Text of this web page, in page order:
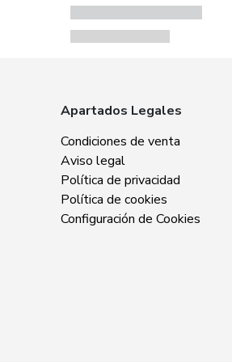
Zabba Area
15707 Santiago
Sin especificar
Apartados Legales
Condiciones de venta
Aviso legal
Política de privacidad
Política de cookies
Configuración de Cookies